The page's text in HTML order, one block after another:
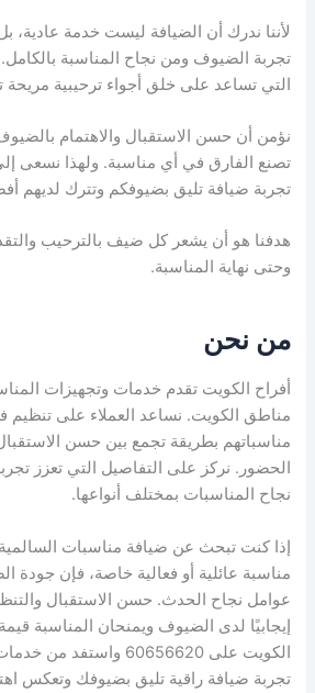
لأننا ندرك أن الضيافة ليست خدمة
تجربة الضيوف ومن نجاح المناسبة
التي تساعد على خلق أجواء ترحيبية
نؤمن أن حسن الاستقبال والاهتمام
تصنع الفارق في أي مناسبة. ولهذا نسعى
تجربة ضيافة تليق بضيوفكم وتترك لديهم
هدفنا هو أن يشعر كل ضيف بالترحيب
وحتى نهاية المناسبة.
من نحن
أفراح الكويت تقدم خدمات وتجهيزات
مناطق الكويت. نساعد العملاء على تنظيم
مناسباتهم بطريقة تجمع بين حسن
الحضور. نركز على التفاصيل التي تعزز
نجاح المناسبات بمختلف أنواعها.
إذا كنت تبحث عن ضيافة مناسبات
مناسبة عائلية أو فعالية خاصة، فإن جودة
عوامل نجاح الحدث. حسن الاستقبال
إيجابيًا لدى الضيوف ويمنحان المناسبة
الكويت على 60656620
تجربة ضيافة راقية تليق بضيوفك وتعكس